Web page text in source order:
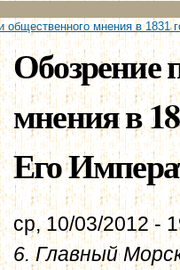
общественного мнения в 1831
Обозрение
мнения в
Его
ср, 10/03/2012 -
6. Главный